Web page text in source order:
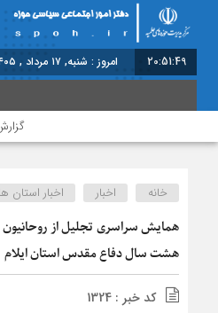
20:51:50 امروز : شنبه, ۱۷ مرداد , ۱۴۰۵
خانه اخبار اخبار استان ها
همایش سراسری تجلیل از روحانیون
هشت سال دفاع مقدس استان ایلام
کد خبر : 1324